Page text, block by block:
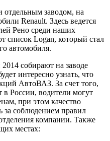
отдельным заводом, на
Renault. Здесь ведется
Рено среди наших
список Logan, который стал
автомобиля.
собирают на заводе
интересно узнать, что
АвтоВАЗ. За счет того,
России, водители могут
при этом качество
за соблюдением правил
компании. Также
местах: